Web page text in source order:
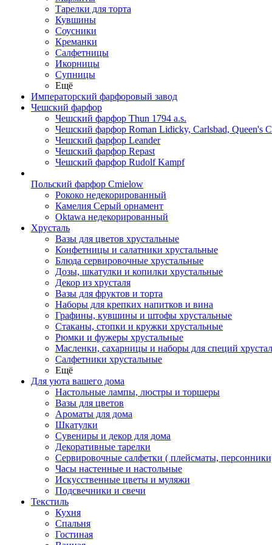
Тарелки для торта
Кувшины
Соусники
Креманки
Салфетницы
Икорницы
Супницы
Ещё
Императорский фарфоровый завод
Чешский фарфор
Чешский фарфор Thun 1794 a.s.
Чешский фарфор Roman Lidicky, Carlsbad, Queen's
Чешский фарфор Leander
Чешский фарфор Repast
Чешский фарфор Rudolf Kampf
Польский фарфор Сmielow
Рококо недекорированный
Камелия Серый орнамент
Oktawa недекорированный
Хрусталь
Вазы для цветов хрустальные
Конфетницы и салатники хрустальные
Блюда сервировочные хрустальные
Дозы, шкатулки и копилки хрустальные
Декор из хрусталя
Вазы для фруктов и торта
Наборы для крепких напитков и вина
Графины, кувшины и штофы хрустальные
Стаканы, стопки и кружки хрустальные
Рюмки и фужеры хрустальные
Масленки, сахарницы и наборы для специй
Салфетники хрустальные
Ещё
Для уюта вашего дома
Настольные лампы, люстры и торшеры
Вазы для цветов
Ароматы для дома
Шкатулки
Сувениры и декор для дома
Декоративные тарелки
Сервировочные салфетки ( плейсматы,
Часы настенные и настольные
Искусственные цветы и муляжи
Подсвечники и свечи
Текстиль
Кухня
Спальня
Гостиная